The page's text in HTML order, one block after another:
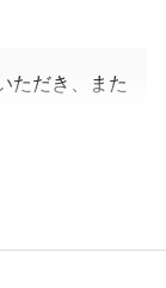
ただき、また
にご対応い
ます。
いましたらお